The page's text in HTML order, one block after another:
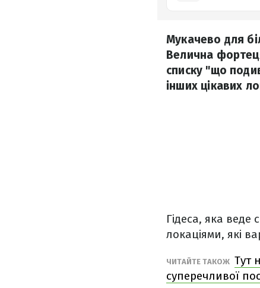
Мукачево для
Велична
списку "що
інших цікавих
Гідеса, яка веде
локаціями, які
ЧИТАЙТЕ ТАКОЖ Тут
суперечливої